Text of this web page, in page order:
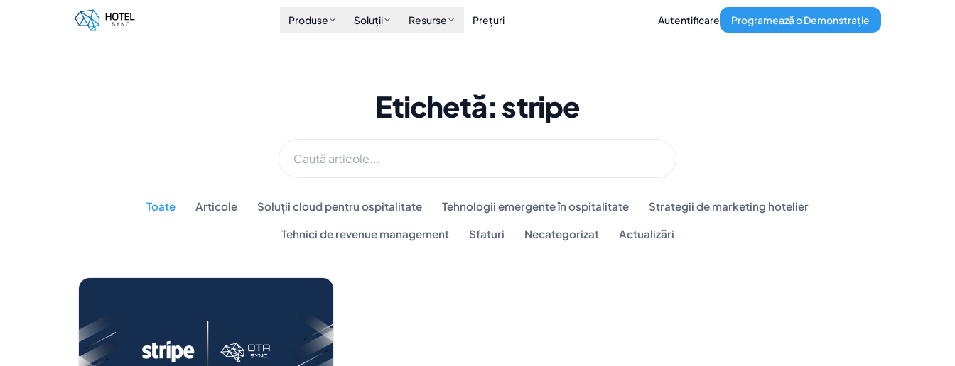
Produse Soluții Resurse Prețuri Autentificare Programează o Demonstrație
Etichetă: stripe
Toate Articole Soluții cloud pentru ospitalitate Tehnologii emergente în ospitalitate Strategii de marketing hotelier
Tehnici de revenue management Sfaturi Necategorizat Actualizări